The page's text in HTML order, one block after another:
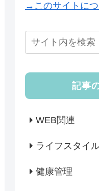
→このサイトにつ
記事
WEB関連
ライフスタイ
健康管理